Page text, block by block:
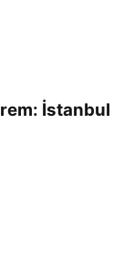
İstanbul